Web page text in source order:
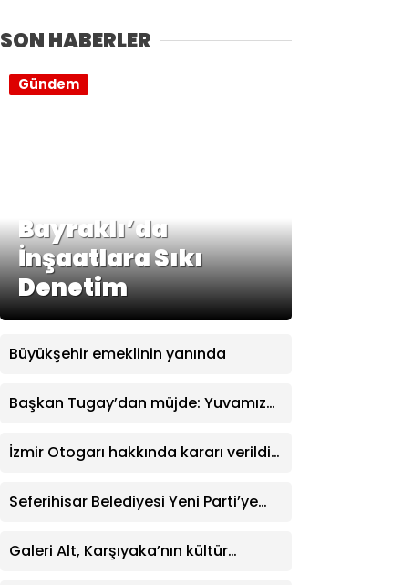
SON HABERLER
Bayraklı’da
İnşaatlara Sıkı
Denetim
Gündem
Büyükşehir emeklinin yanında
Başkan Tugay’dan müjde: Yuvamız
indirildi
İzmir Otogarı hakkında kararı verildi:
Seferihisar Belediyesi Yeni Parti’ye
Galeri Alt, Karşıyaka’nın kültür